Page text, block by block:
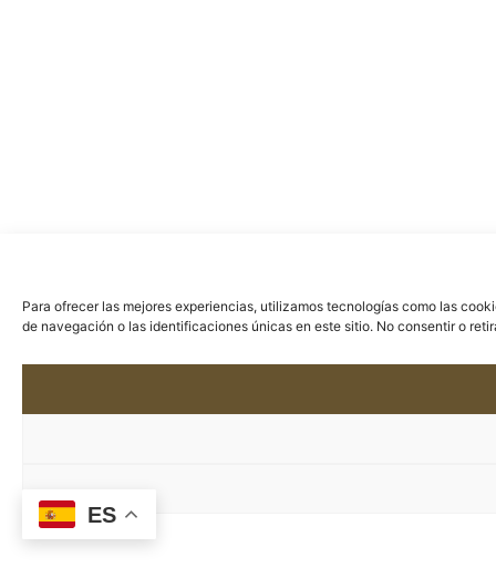
Para ofrecer las mejores experiencias, utilizamos tecnologías como las
de navegación o las identificaciones únicas en este sitio. No consentir o
ES